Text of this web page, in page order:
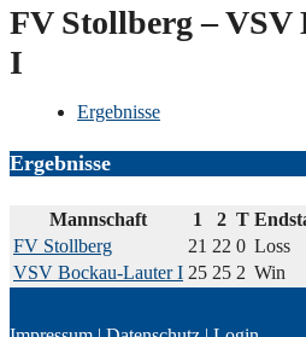
FV Stollberg – VSV
I
Ergebnisse
Ergebnisse
Mannschaft 1 2 T
FV Stollberg
21 22 0 Loss
VSV Bockau-Lauter I 25 25 2 Win